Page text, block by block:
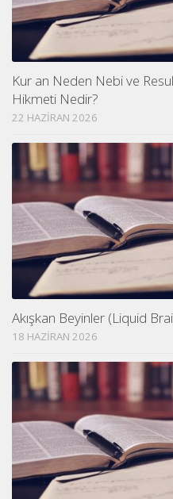
Kur an Neden Nebi ve
Hikmeti Nedir?
22 HAZIRAN 2026
Akışkan Beyinler (Liquid
18 HAZIRAN 2026